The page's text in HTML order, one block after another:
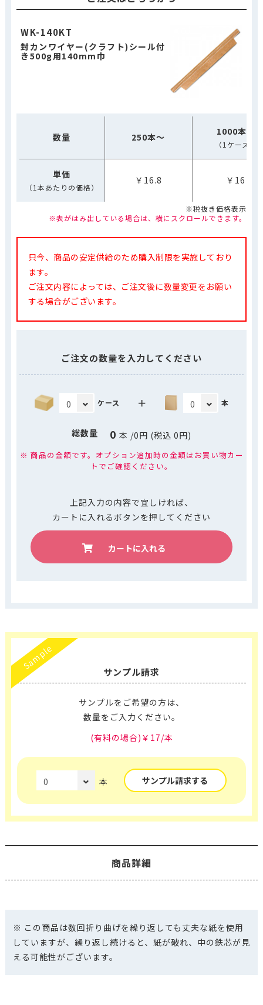
WK-140KT
封カンワイヤー(クラフト)シール付
き500g用140mm巾
数量 250本～ 1000本～
（1ケース）
単価
（1本あたりの価格）
￥16.8 ￥16
※税抜き価格表示
※表がはみ出している場合は、横にスクロールできます。
只今、商品の安定供給のため購入制限を実施しており
ます。
ご注文内容によっては、ご注文後に数量変更をお願い
する場合がございます。
ご注文の数量を入力してください
ケース ＋ 本
総数量 0 本 /0円 (税込 0円)
※ 商品の金額です。オプション追加時の金額はお買い物カー
トでご確認ください。
上記入力の内容で宜しければ、
カートに入れるボタンを押してください
カートに入れる
Sample
サンプル請求
サンプルをご希望の方は、
数量をご入力ください。
(有料の場合)￥17/本
本 サンプル請求する
商品詳細
※ この商品は数回折り曲げを繰り返しても丈夫な紙を使用
していますが、繰り返し続けると、紙が破れ、中の鉄芯が見
える可能性がございます。